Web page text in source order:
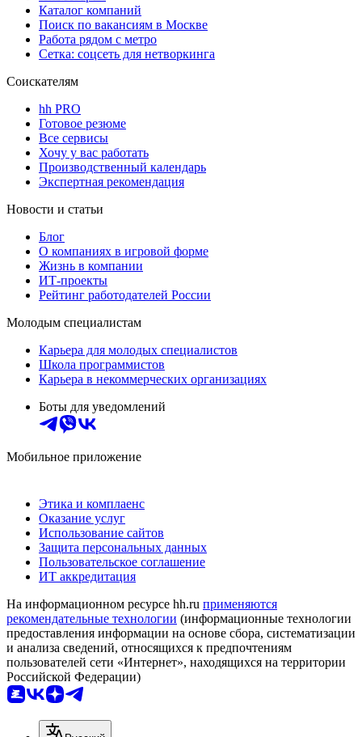
Каталог компаний
Поиск по вакансиям в Москве
Работа рядом с метро
Сетка: соцсеть для нетворкинга
Соискателям
hh PRO
Готовое резюме
Все сервисы
Хочу у вас работать
Производственный календарь
Экспертная рекомендация
Новости и статьи
Блог
О компаниях в игровой форме
Жизнь в компании
ИТ-проекты
Рейтинг работодателей России
Молодым специалистам
Карьера для молодых специалистов
Школа программистов
Карьера в некоммерческих организациях
Боты для уведомлений
Мобильное приложение
Этика и комплаенс
Оказание услуг
Использование сайтов
Защита персональных данных
Пользовательское соглашение
ИТ аккредитация
На информационном ресурсе hh.ru применяются
рекомендательные технологии (информационные технологии
предоставления информации на основе сбора, систематизации
и анализа сведений, относящихся к предпочтениям
пользователей сети «Интернет», находящихся на территории
Российской Федерации)